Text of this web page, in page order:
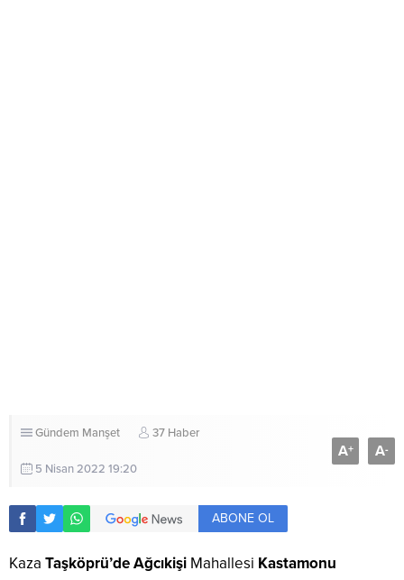
Gündem Manşet 37 Haber
5 Nisan 2022 19:20
A+ A-
ABONE OL
Kaza Taşköprü’de Ağcıkişi Mahallesi Kastamonu